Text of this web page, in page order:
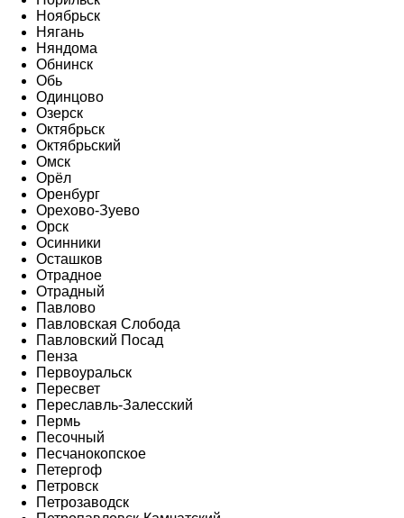
Ноябрьск
Нягань
Няндома
Обнинск
Обь
Одинцово
Озерск
Октябрьск
Октябрьский
Омск
Орёл
Оренбург
Орехово-Зуево
Орск
Осинники
Осташков
Отрадное
Отрадный
Павлово
Павловская Слобода
Павловский Посад
Пенза
Первоуральск
Пересвет
Переславль-Залесский
Пермь
Песочный
Песчанокопское
Петергоф
Петровск
Петрозаводск